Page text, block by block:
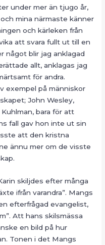
under mer än tjugo år,
mina närmaste känner
och kärleken från
att svara fullt ut till en
något blir jag anklagad
allt, anklagas jag
för andra.
exempel på människor
John Wesley,
bara för att
fall gav hon inte ut sin
att den kristna
ännu mer om de visste
skiljdes efter många
ifrån varandra”. Mangs
efterfrågad evangelist,
Att hans skilsmässa
en bild på hur
Tonen i det Mangs